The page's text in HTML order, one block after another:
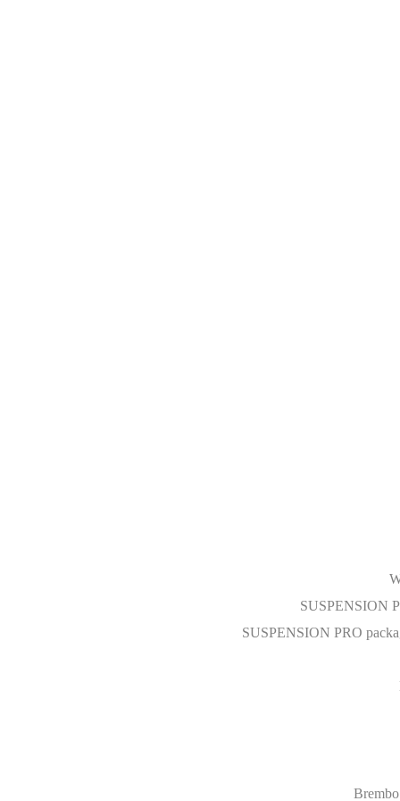
SUSPENSION
SUSPENSION PRO